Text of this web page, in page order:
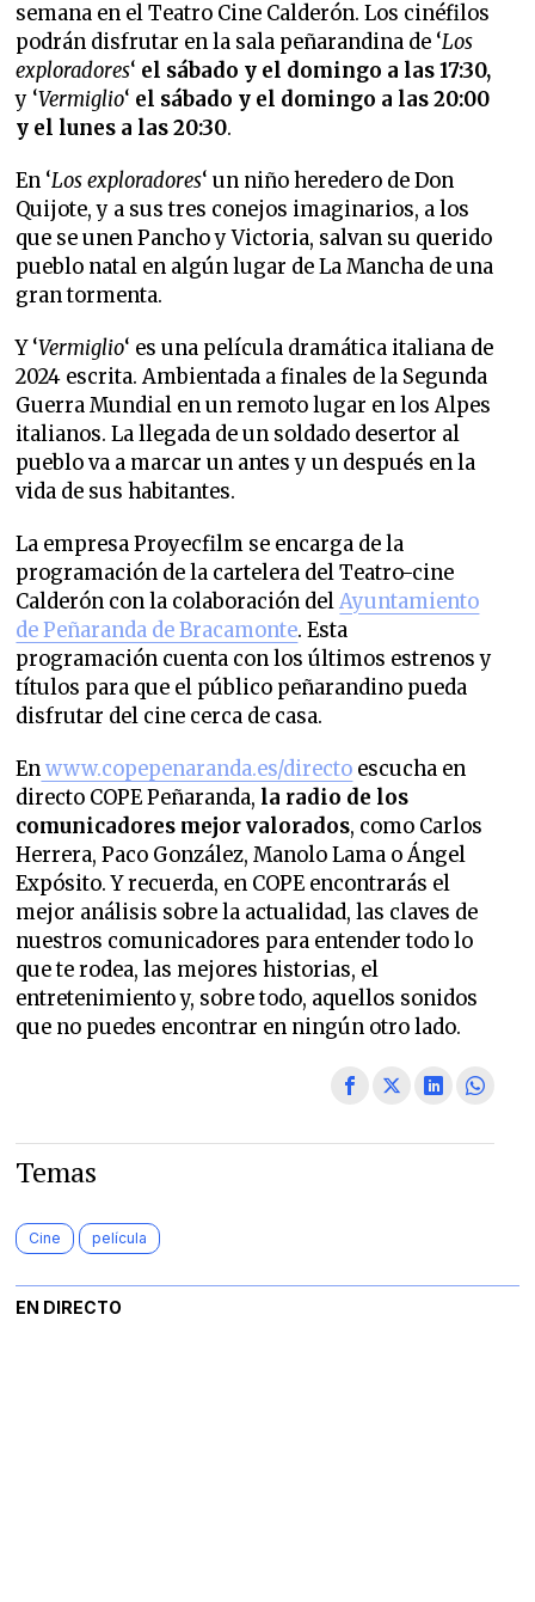
semana en el Teatro Cine Calderón. Los cinéfilos
podrán disfrutar en la sala peñarandina de ‘Los
exploradores‘ el sábado y el domingo a las 17:30,
y ‘Vermiglio‘ el sábado y el domingo a las 20:00
y el lunes a las 20:30.
En ‘Los exploradores‘ un niño heredero de Don
Quijote, y a sus tres conejos imaginarios, a los
que se unen Pancho y Victoria, salvan su querido
pueblo natal en algún lugar de La Mancha de una
gran tormenta.
Y ‘Vermiglio‘ es una película dramática italiana de
2024 escrita. Ambientada a finales de la Segunda
Guerra Mundial en un remoto lugar en los Alpes
italianos. La llegada de un soldado desertor al
pueblo va a marcar un antes y un después en la
vida de sus habitantes​.
La empresa Proyecfilm se encarga de la
programación de la cartelera del Teatro-cine
Calderón con la colaboración delAyuntamiento
de Peñaranda de Bracamonte. Esta
programación cuenta con los últimos estrenos y
títulos para que el público peñarandino pueda
disfrutar del cine cerca de casa.
Enwww.copepenaranda.es/directo escucha en
directo COPE Peñaranda, la radio de los
comunicadores mejor valorados, como Carlos
Herrera, Paco González, Manolo Lama o Ángel
Expósito. Y recuerda, en COPE encontrarás el
mejor análisis sobre la actualidad, las claves de
nuestros comunicadores para entender todo lo
que te rodea, las mejores historias, el
entretenimiento y, sobre todo, aquellos sonidos
que no puedes encontrar en ningún otro lado.
Temas
Cine película
EN DIRECTO